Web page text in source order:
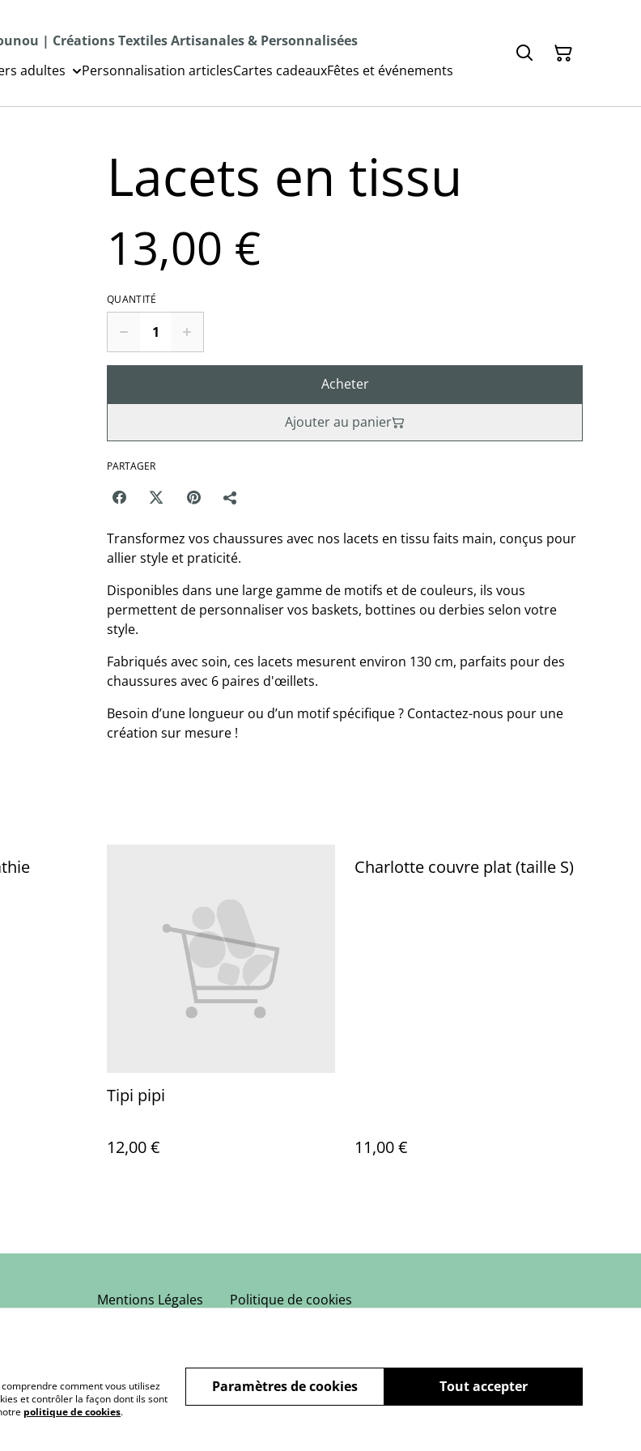
| Créations Textiles Artisanales & Personnalisées
adultes Personnalisation articlesCartes cadeauxFêtes et événements
Lacets en tissu
13,00 €
QUANTITÉ
Acheter
Ajouter au panier
PARTAGER
Transformez vos chaussures avec nos lacets en tissu faits main, conçus pour
allier style et praticité.
Disponibles dans une large gamme de motifs et de couleurs, ils vous
permettent de personnaliser vos baskets, bottines ou derbies selon votre
style.
Fabriqués avec soin, ces lacets mesurent environ 130 cm, parfaits pour des
chaussures avec 6 paires d'œillets.
Besoin d’une longueur ou d’un motif spécifique ? Contactez-nous pour une
création sur mesure !
Tipi pipi
12,00 €
Charlotte couvre plat (taille S)
11,00 €
Mentions Légales Politique de cookies
Personnalisées
comment vous utilisez
et contrôler la façon dont ils sont
politique de cookies.
Tout accepter
Paramètres de cookies